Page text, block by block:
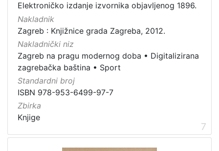
Elektroničko izdanje izvornika objavljenog 1896.
Nakladnik
Zagreb : Knjižnice grada Zagreba, 2012.
Nakladnički niz
Zagreb na pragu modernog doba • Digitalizirana
zagrebačka baština • Sport
Standardni broj
ISBN 978-953-6499-97-7
Zbirka
Knjige
7